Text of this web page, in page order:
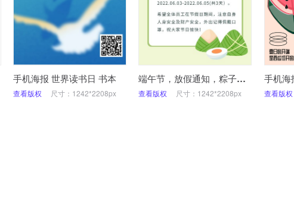
手机海报 世界读书日 书本
查看版权 尺寸：1242*2208px
端午节，放假通知，粽子，海报
查看版权 尺寸：1242*2208px
手机海
查看版权